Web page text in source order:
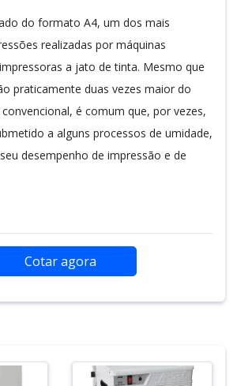
do formato A4, um dos mais
realizadas por máquinas
a jato de tinta. Mesmo que
praticamente duas vezes maior do
é comum que, por vezes,
a alguns processos de umidade,
desempenho de impressão e de
Cotar agora